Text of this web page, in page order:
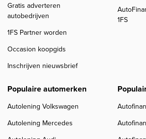
Gratis adverteren
autobedrijven
1FS Partner worden
Occasion koopgids
Inschrijven nieuwsbrief
1FS
Populaire automerken
Autolening Volkswagen
Autolening Mercedes